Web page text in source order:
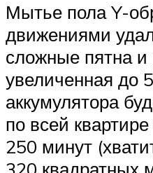
Мытье пола Y-
движениями
сложные пятна и
увеличенная до
аккумулятора
по всей
250 минут